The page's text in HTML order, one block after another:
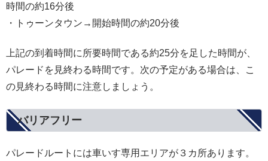
時間の約16分後
・トゥーンタウン→開始時間の約20分後
上記の到着時間に所要時間である約25分を足した時間が、
パレードを見終わる時間です。次の予定がある場合は、こ
の見終わる時間に注意しましょう。
バリアフリー
パレードルートには車いす専用エリアが３カ所あります。